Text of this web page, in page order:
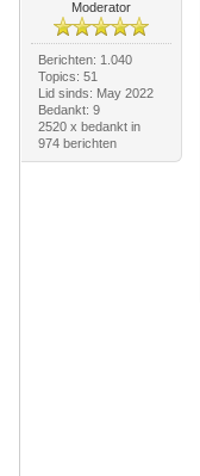
Moderator
Berichten: 1.040
Topics: 51
Lid sinds: May 2022
Bedankt: 9
2520 x bedankt in
974 berichten